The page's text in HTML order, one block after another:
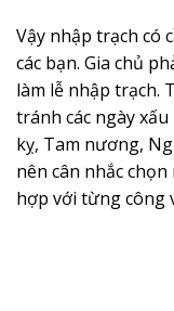
Vậy nhập trạch có
các bạn. Gia chủ
làm lễ nhập trạch.
tránh các ngày
kỵ, Tam nương,
nên cân nhắc
hợp với từng công